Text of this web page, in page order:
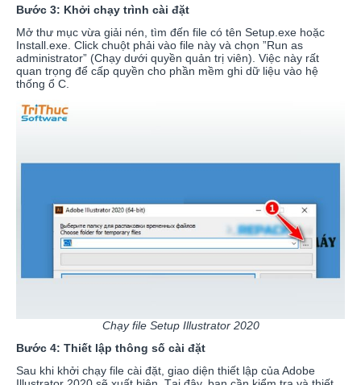
Bước 3: Khởi chạy trình cài đặt
Mở thư mục vừa giải nén, tìm đến file có tên Setup.exe hoặc
Install.exe. Click chuột phải vào file này và chọn ”Run as
administrator” (Chạy dưới quyền quản trị viên). Việc này rất
quan trọng để cấp quyền cho phần mềm ghi dữ liệu vào hệ
thống ổ C.
Chạy file Setup Illustrator 2020
Bước 4: Thiết lập thông số cài đặt
Sau khi khởi chạy file cài đặt, giao diện thiết lập của Adobe